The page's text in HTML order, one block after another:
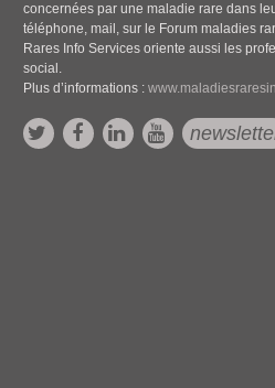
concernées par une maladie rare dans
téléphone, mail, sur le Forum maladies
Rares Info Services oriente aussi les
social.
Plus d’informations :